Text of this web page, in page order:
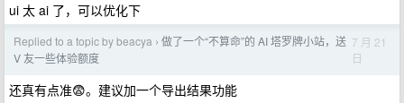
ui 太 ai 了，可以优化下
Replied to a topic by beacya › 做了一个“不算命”的 AI 塔罗牌小站，送
V 友一些体验额度
7 月 21
日
还真有点准😨。建议加一个导出结果功能